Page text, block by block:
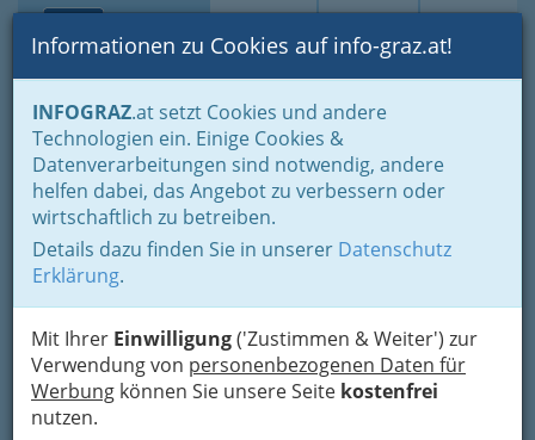
Suche Login Toggle
Informationen zu Cookies auf info-graz.at!
INFOGRAZ.at setzt Cookies und andere
Technologien ein. Einige Cookies &
Datenverarbeitungen sind notwendig, andere
helfen dabei, das Angebot zu verbessern oder
wirtschaftlich zu betreiben.
Details dazu finden Sie in unserer Datenschutz
Erklärung.
Mit Ihrer Einwilligung('Zustimmen & Weiter') zur
Verwendung von personenbezogenen Daten für
Werbung können Sie unsere Seite kostenfrei
nutzen.
Home Branchen
Gewerbe, Handwerk, Banken
Gewerbe & Handwerk, Gliederung der WKO
Landesinnung der Fahrzeugtechnik / Kraftfahrzeugtechniker
Karosseriespengler bzw. -lackierer, soweit sie diese Tätigkeit
überwiegend verrichten
Wasner Ges.m.b.H.
Waagner-Biro-Straße 65, 8020 Graz
+43 316 391 317-0
+43 316 391 317-23